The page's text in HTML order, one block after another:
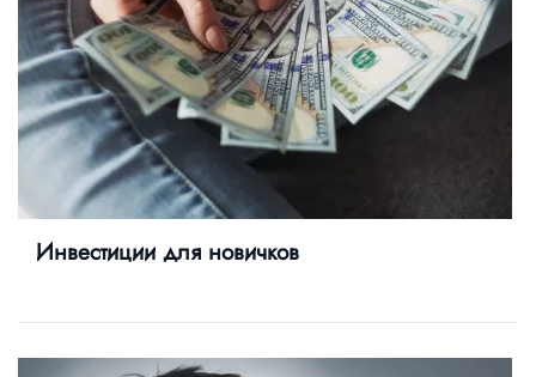
Инвестиции для новичков